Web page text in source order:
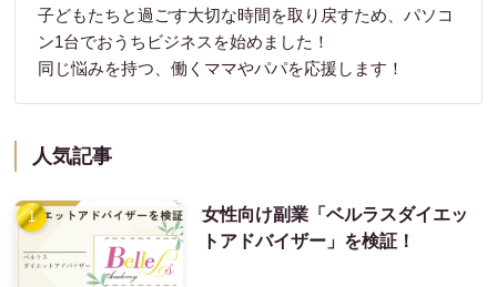
子どもたちと過ごす大切な時間を取り戻すため、パソコ
ン1台でおうちビジネスを始めました！
同じ悩みを持つ、働くママやパパを応援します！
人気記事
女性向け副業「ベルラスダイエッ
トアドバイザー」を検証！